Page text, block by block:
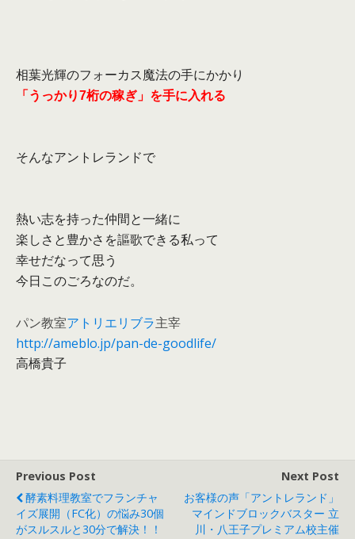
相葉光輝のフォーカス魔法の手にかかり
「うっかり7桁の稼ぎ」を手に入れる
そんなアントレランドで
熱い志を持った仲間と一緒に
楽しさと豊かさを謳歌できる私って
幸せだなって思う
今日このごろなのだ。
パン教室アトリエリブラ主宰
http://ameblo.jp/pan-de-goodlife/
高橋貴子
Previous Post
酵素料理教室でフランチャ
イズ展開（FC化）の悩み30個
がスルスルと30分で解決！！
Next Post
お客様の声「アントレランド」
マインドブロックバスター 立
川・八王子プレミアム校主催